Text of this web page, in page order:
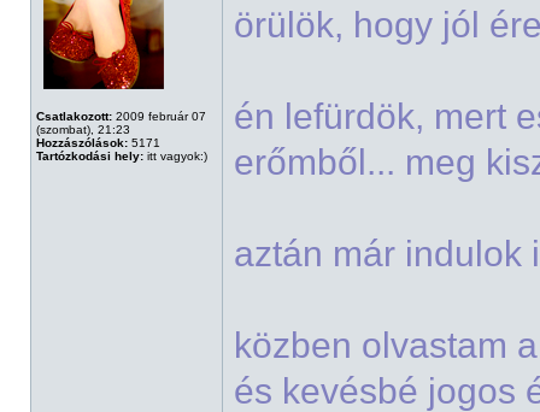
Csatlakozott: 2009 február 07
(szombat), 21:23
Hozzászólások: 5171
Tartózkodási hely: itt vagyok:)
örülök, hogy jól
én lefürdök, mert
erőmből... meg
aztán már indulok
közben olvastam
és kevésbé jogos